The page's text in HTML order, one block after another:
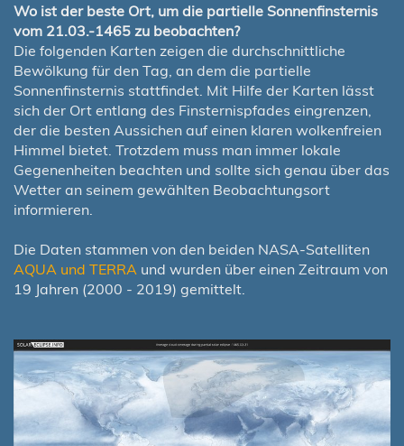
Wo ist der beste Ort, um die partielle Sonnenfinsternis
vom 21.03.-1465 zu beobachten?
Die folgenden Karten zeigen die durchschnittliche
Bewölkung für den Tag, an dem die partielle
Sonnenfinsternis stattfindet. Mit Hilfe der Karten lässt
sich der Ort entlang des Finsternispfades eingrenzen,
der die besten Aussichen auf einen klaren wolkenfreien
Himmel bietet. Trotzdem muss man immer lokale
Gegenenheiten beachten und sollte sich genau über das
Wetter an seinem gewählten Beobachtungsort
informieren.
Die Daten stammen von den beiden NASA-Satelliten
AQUA und TERRA und wurden über einen Zeitraum von
19 Jahren (2000 - 2019) gemittelt.